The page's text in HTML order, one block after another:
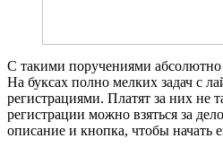
С такими поручениями
На буксах полно мелких задач с
регистрациями. Платят за них не
регистрации можно взяться за
описание и кнопка, чтобы начать